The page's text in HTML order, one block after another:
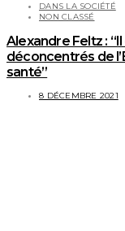
DANS LA SOCIÉTÉ
NON CLASSÉ
Alexandre Feltz :
déconcentrés de
santé”
8 DÉCEMBRE 2021